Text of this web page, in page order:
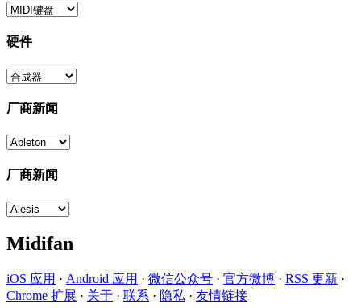
硬件
厂商新闻
厂商新闻
Midifan
iOS 应用 · Android 应用 · 微信公众号 · 官方微博 · RSS 更新 ·
Chrome 扩展 · 关于 · 联系 · 隐私 · 友情链接